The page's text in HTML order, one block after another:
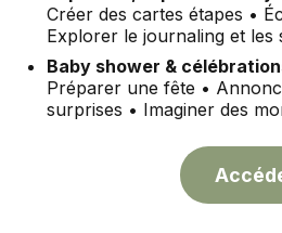
Créer des cartes étapes •
Explorer le journaling et les
Baby shower &
Préparer une fête •
surprises • Imaginer des